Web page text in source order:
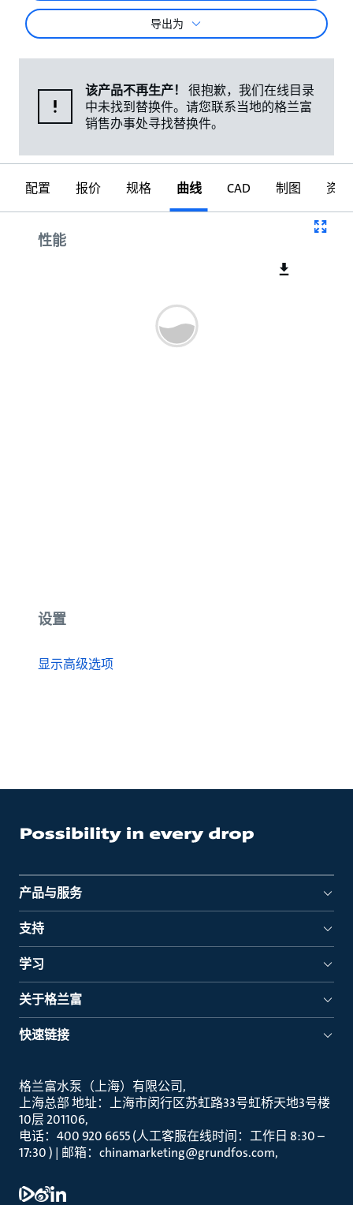
导出为
该产品不再生产！
很抱歉，我们在线目录
中未找到替换件。请您联系当地的格兰富
销售办事处寻找替换件。
配置 报价 规格 曲线 CAD 制图 资料
性能
设置
显示高级选项
产品与服务
支持
学习
关于格兰富
快速链接
格兰富水泵（上海）有限公司
上海总部 地址：上海市闵行区苏虹路33号虹桥天地3号楼
10层 201106
电话：400 920 6655 (人工客服在线时间：工作日 8:30 –
17:30 ) | 邮箱：chinamarketing@grundfos.com